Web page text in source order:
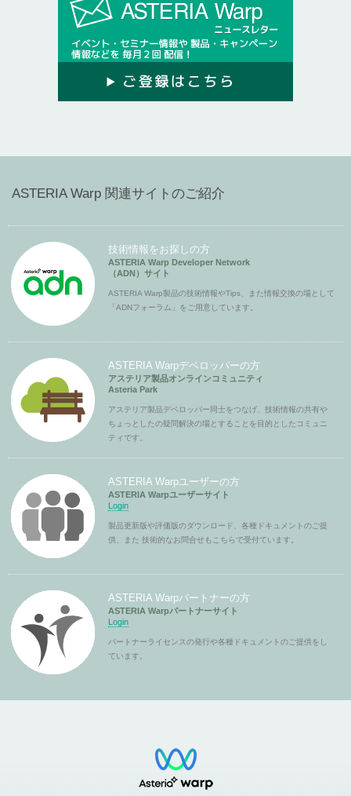
ASTERIA Warp 関連サイトのご紹介
技術情報をお探しの方
ASTERIA Warp Developer Network
（ADN）サイト
ASTERIA Warp製品の技術情報やTips、また情報交換の場として
「ADNフォーラム」をご用意しています。
ASTERIA Warpデベロッパーの方
アステリア製品オンラインコミュニティ
Asteria Park
アステリア製品デベロッパー同士をつなげ、技術情報の共有や
ちょっとしたの疑問解決の場とすることを目的としたコミュニ
ティです。
ASTERIA Warpユーザーの方
ASTERIA Warpユーザーサイト
Login
製品更新版や評価版のダウンロード、各種ドキュメントのご提
供、また 技術的なお問合せもこちらで受付ています。
ASTERIA Warpパートナーの方
ASTERIA Warpパートナーサイト
Login
パートナーライセンスの発行や各種ドキュメントのご提供をし
ています。